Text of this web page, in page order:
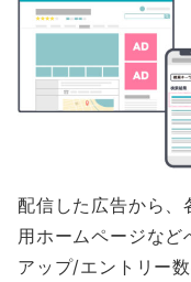
配信した広告から、
用ホームページな
アップ/エントリー